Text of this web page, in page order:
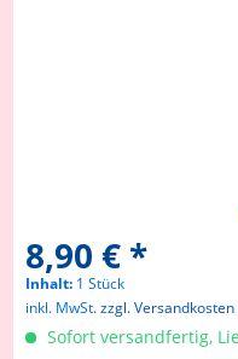
8,90 € *
Inhalt: 1 Stück
inkl. MwSt.zzgl. Versandkosten
Sofort versandfertig,